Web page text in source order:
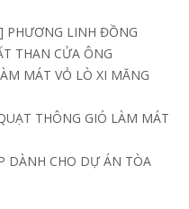
PHƯƠNG LINH ĐỒNG
THAN CỬA ÔNG
MÁT VỎ LÒ XI MĂNG
THÔNG GIÓ LÀM MÁT
DÀNH CHO DỰ ÁN TÒA